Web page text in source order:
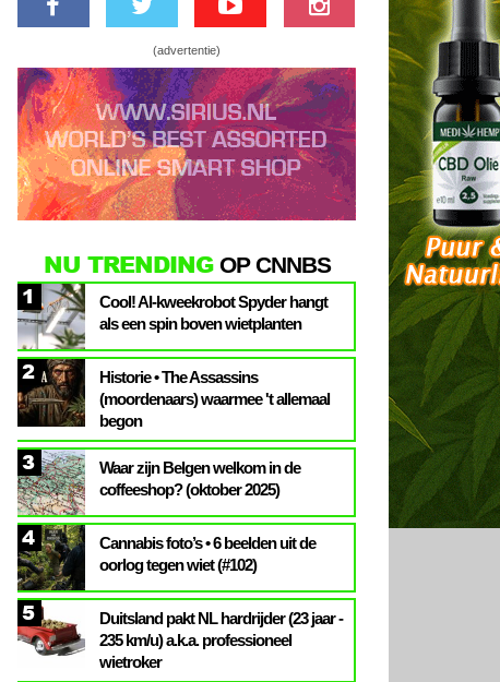
(advertentie)
NU TRENDINGOP CNNBS
1
Cool! AI-kweekrobot Spyder hangt
als een spin boven wietplanten
2
Historie • The Assassins
(moordenaars) waarmee 't allemaal
begon
3
Waar zijn Belgen welkom in de
coffeeshop? (oktober 2025)
4
Cannabis foto’s • 6 beelden uit de
oorlog tegen wiet (#102)
5
Duitsland pakt NL hardrijder (23 jaar -
235 km/u) a.k.a. professioneel
wietroker